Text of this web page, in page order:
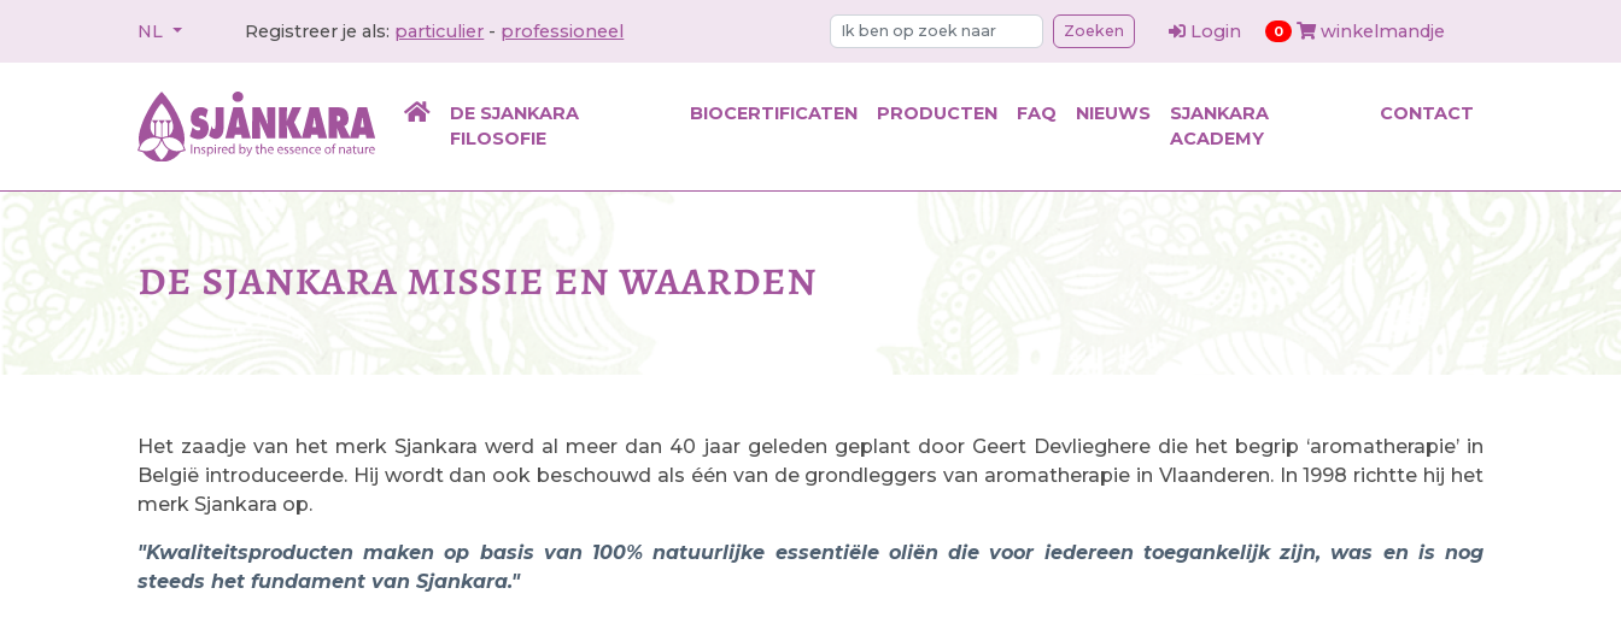
NL Registreer je als: particulier - professioneel Zoeken Login 0items in cart
winkelmandje
DE SJANKARA
FILOSOFIE
BIOCERTIFICATEN PRODUCTEN FAQ NIEUWS
SJANKARA
ACADEMY
CONTACT
de sjankara missie en waarden
Het zaadje van het merk Sjankara werd al meer dan 40 jaar geleden geplant door Geert Devlieghere die het begrip ‘aromatherapie’ in
België introduceerde. Hij wordt dan ook beschouwd als één van de grondleggers van aromatherapie in Vlaanderen. In 1998 richtte hij het
merk Sjankara op.
"Kwaliteitsproducten maken op basis van 100% natuurlijke essentiële oliën die voor iedereen toegankelijk zijn, was en is nog
steeds het fundament van Sjankara."